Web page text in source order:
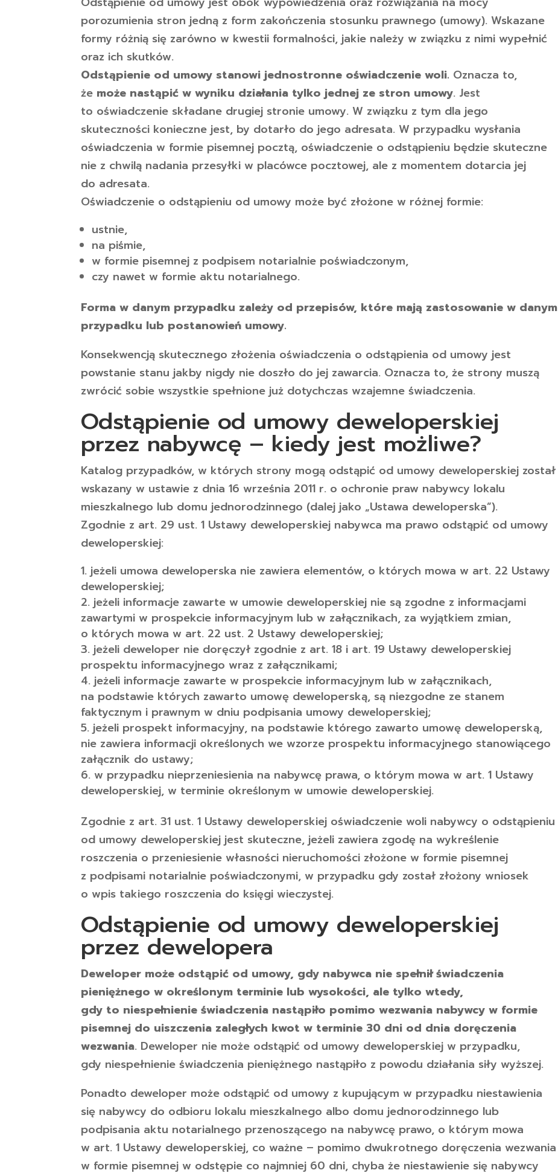
porozumienia stron jedną z form zakończenia stosunku prawnego (umowy). Wskazane
formy różnią się zarówno w kwestii formalności, jakie należy w związku z nimi wypełnić
oraz ich skutków.
Odstąpienie od umowy stanowi jednostronne oświadczenie woli. Oznacza to,
że może nastąpić w wyniku działania tylko jednej ze stron umowy. Jest
to oświadczenie składane drugiej stronie umowy. W związku z tym dla jego
skuteczności konieczne jest, by dotarło do jego adresata. W przypadku wysłania
oświadczenia w formie pisemnej pocztą, oświadczenie o odstąpieniu będzie skuteczne
nie z chwilą nadania przesyłki w placówce pocztowej, ale z momentem dotarcia jej
do adresata.
Oświadczenie o odstąpieniu od umowy może być złożone w różnej formie:
ustnie,
na piśmie,
w formie pisemnej z podpisem notarialnie poświadczonym,
czy nawet w formie aktu notarialnego.
Forma w danym przypadku zależy od przepisów, które mają zastosowanie w danym
przypadku lub postanowień umowy.
Konsekwencją skutecznego złożenia oświadczenia o odstąpienia od umowy jest
powstanie stanu jakby nigdy nie doszło do jej zawarcia. Oznacza to, że strony muszą
zwrócić sobie wszystkie spełnione już dotychczas wzajemne świadczenia.
Odstąpienie od umowy deweloperskiej
przez nabywcę – kiedy jest możliwe?
Katalog przypadków, w których strony mogą odstąpić od umowy deweloperskiej został
wskazany w ustawie z dnia 16 września 2011 r. o ochronie praw nabywcy lokalu
mieszkalnego lub domu jednorodzinnego (dalej jako „Ustawa deweloperska”).
Zgodnie z art. 29 ust. 1 Ustawy deweloperskiej nabywca ma prawo odstąpić od umowy
deweloperskiej:
jeżeli umowa deweloperska nie zawiera elementów, o których mowa w art. 22 Ustawy
deweloperskiej;
jeżeli informacje zawarte w umowie deweloperskiej nie są zgodne z informacjami
zawartymi w prospekcie informacyjnym lub w załącznikach, za wyjątkiem zmian,
o których mowa w art. 22 ust. 2 Ustawy deweloperskiej;
jeżeli deweloper nie doręczył zgodnie z art. 18 i art. 19 Ustawy deweloperskiej
prospektu informacyjnego wraz z załącznikami;
jeżeli informacje zawarte w prospekcie informacyjnym lub w załącznikach,
na podstawie których zawarto umowę deweloperską, są niezgodne ze stanem
faktycznym i prawnym w dniu podpisania umowy deweloperskiej;
jeżeli prospekt informacyjny, na podstawie którego zawarto umowę deweloperską,
nie zawiera informacji określonych we wzorze prospektu informacyjnego stanowiącego
załącznik do ustawy;
w przypadku nieprzeniesienia na nabywcę prawa, o którym mowa w art. 1 Ustawy
deweloperskiej, w terminie określonym w umowie deweloperskiej.
Zgodnie z art. 31 ust. 1 Ustawy deweloperskiej oświadczenie woli nabywcy o odstąpieniu
od umowy deweloperskiej jest skuteczne, jeżeli zawiera zgodę na wykreślenie
roszczenia o przeniesienie własności nieruchomości złożone w formie pisemnej
z podpisami notarialnie poświadczonymi, w przypadku gdy został złożony wniosek
o wpis takiego roszczenia do księgi wieczystej.
Odstąpienie od umowy deweloperskiej
przez dewelopera
Deweloper może odstąpić od umowy, gdy nabywca nie spełnił świadczenia
pieniężnego w określonym terminie lub wysokości, ale tylko wtedy,
gdy to niespełnienie świadczenia nastąpiło pomimo wezwania nabywcy w formie
pisemnej do uiszczenia zaległych kwot w terminie 30 dni od dnia doręczenia
wezwania. Deweloper nie może odstąpić od umowy deweloperskiej w przypadku,
gdy niespełnienie świadczenia pieniężnego nastąpiło z powodu działania siły wyższej.
Ponadto deweloper może odstąpić od umowy z kupującym w przypadku niestawienia
się nabywcy do odbioru lokalu mieszkalnego albo domu jednorodzinnego lub
podpisania aktu notarialnego przenoszącego na nabywcę prawo, o którym mowa
w art. 1 Ustawy deweloperskiej, co ważne – pomimo dwukrotnego doręczenia wezwania
w formie pisemnej w odstępie co najmniej 60 dni, chyba że niestawienie się nabywcy